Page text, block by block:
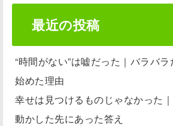
最近の投稿
“時間がない”は嘘だった｜バラバ
始めた理由
幸せは見つけるものじゃなかった
動かした先にあった答え